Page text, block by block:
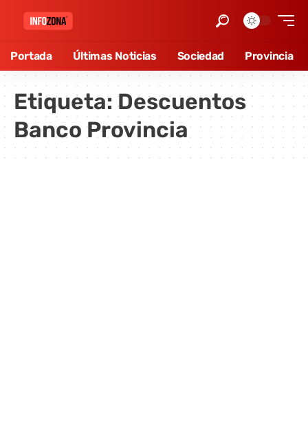
Portada Últimas Noticias Sociedad Provincia
Etiqueta: Descuentos
Banco Provincia